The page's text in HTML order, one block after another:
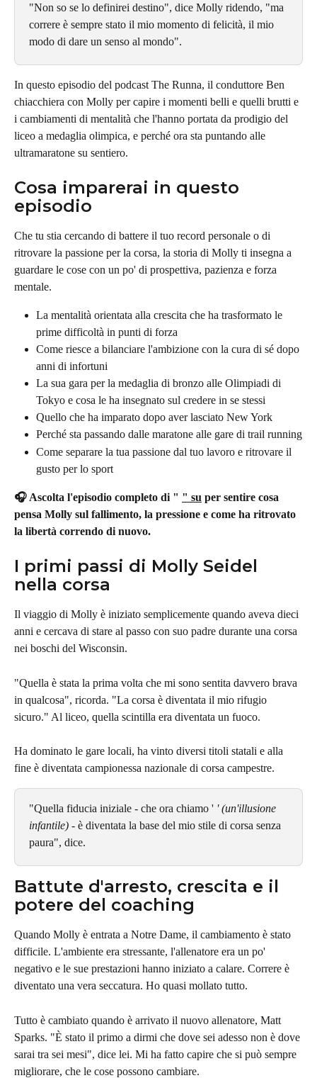
"Non so se lo definirei destino", dice Molly ridendo, "ma
correre è sempre stato il mio momento di felicità, il mio
modo di dare un senso al mondo".
In questo episodio del podcast The Runna, il conduttore Ben
chiacchiera con Molly per capire i momenti belli e quelli brutti e
i cambiamenti di mentalità che l'hanno portata da prodigio del
liceo a medaglia olimpica, e perché ora sta puntando alle
ultramaratone su sentiero.
Cosa imparerai in questo
episodio
Che tu stia cercando di battere il tuo record personale o di
ritrovare la passione per la corsa, la storia di Molly ti insegna a
guardare le cose con un po' di prospettiva, pazienza e forza
mentale.
La mentalità orientata alla crescita che ha trasformato le
prime difficoltà in punti di forza
Come riesce a bilanciare l'ambizione con la cura di sé dopo
anni di infortuni
La sua gara per la medaglia di bronzo alle Olimpiadi di
Tokyo e cosa le ha insegnato sul credere in se stessi
Quello che ha imparato dopo aver lasciato New York
Perché sta passando dalle maratone alle gare di trail running
Come separare la tua passione dal tuo lavoro e ritrovare il
gusto per lo sport
🎧 Ascolta l'episodio completo di " " su per sentire cosa
pensa Molly sul fallimento, la pressione e come ha ritrovato
la libertà correndo di nuovo.
I primi passi di Molly Seidel
nella corsa
Il viaggio di Molly è iniziato semplicemente quando aveva dieci
anni e cercava di stare al passo con suo padre durante una corsa
nei boschi del Wisconsin.
"Quella è stata la prima volta che mi sono sentita davvero brava
in qualcosa", ricorda. "La corsa è diventata il mio rifugio
sicuro." Al liceo, quella scintilla era diventata un fuoco.
Ha dominato le gare locali, ha vinto diversi titoli statali e alla
fine è diventata campionessa nazionale di corsa campestre.
"Quella fiducia iniziale - che ora chiamo ' ' (un'illusione
infantile) - è diventata la base del mio stile di corsa senza
paura", dice.
Battute d'arresto, crescita e il
potere del coaching
Quando Molly è entrata a Notre Dame, il cambiamento è stato
difficile. L'ambiente era stressante, l'allenatore era un po'
negativo e le sue prestazioni hanno iniziato a calare. Correre è
diventato una vera seccatura. Ho quasi mollato tutto.
Tutto è cambiato quando è arrivato il nuovo allenatore, Matt
Sparks. "È stato il primo a dirmi che dove sei adesso non è dove
sarai tra sei mesi", dice lei. Mi ha fatto capire che si può sempre
migliorare, che le cose possono cambiare.